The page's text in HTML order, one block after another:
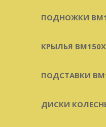
ПОДНОЖКИ
КРЫЛЬЯ BM150X
ПОДСТАВКИ
ДИСКИ